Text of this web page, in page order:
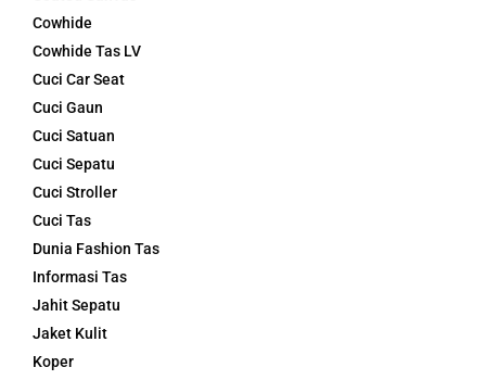
Cowhide
Cowhide Tas LV
Cuci Car Seat
Cuci Gaun
Cuci Satuan
Cuci Sepatu
Cuci Stroller
Cuci Tas
Dunia Fashion Tas
Informasi Tas
Jahit Sepatu
Jaket Kulit
Koper